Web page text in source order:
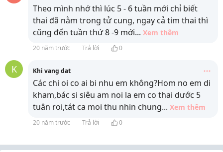
Theo mình nhớ thì lúc 5 - 6 tuần mới chỉ biết
thai đã nằm trong tử cung, ngay cả tim thai thì
cũng đến tuần thứ 8 -9 mới... Xem thêm
20 năm trước Trả lời 0
K Khi vang dat
Các chi oi co ai bi nhu em không?Hom no em di
kham,bác si siêu am noi la em co thai dước 5
tuân roi,tát ca moi thu nhin chung... Xem thêm
20 năm trước Trả lời 0